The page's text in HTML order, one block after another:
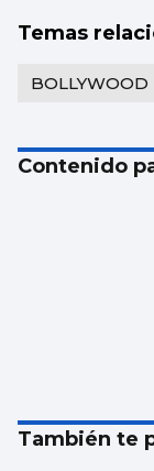
Temas
BOLLYWOOD
Contenido
También te